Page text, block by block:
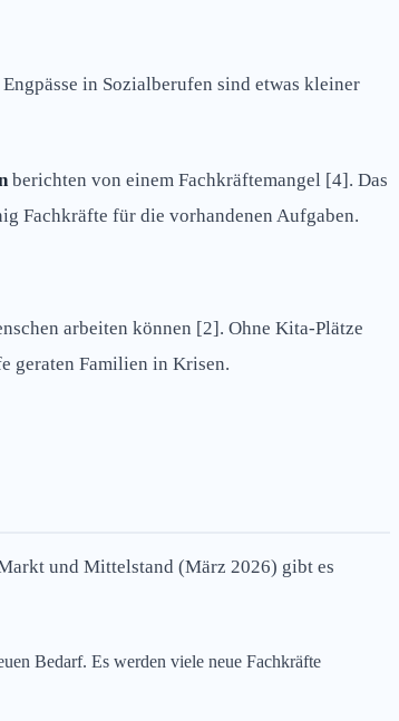
in Sozialberufen sind etwas kleiner
berichten von einem Fachkräftemangel [4]. Das
Fachkräfte für die vorhandenen Aufgaben.
arbeiten können [2]. Ohne Kita-Plätze
geraten Familien in Krisen.
und Mittelstand (März 2026) gibt es
Bedarf. Es werden viele neue Fachkräfte